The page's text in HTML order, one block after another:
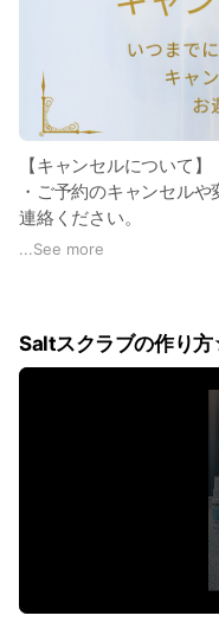
【キャンセルについて】
・ご予約のキャンセル
連絡ください。
・前日19時以降のご連
【当日キャンセル料につ
当日キャンセル：予約代
・やむを得ないご事情
は、分かり次第お早め
・ご予約時間を過ぎて
施術自体をお断りをさせ
・ご連絡がないまま15
...See more
Saltスクラブの作り